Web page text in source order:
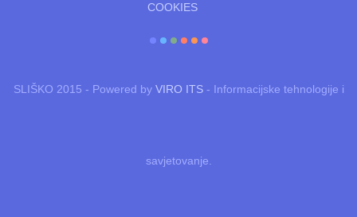
COOKIES
SLIŠKO 2015 - Powered by VIRO ITS- Informacijske tehnologije i
savjetovanje.